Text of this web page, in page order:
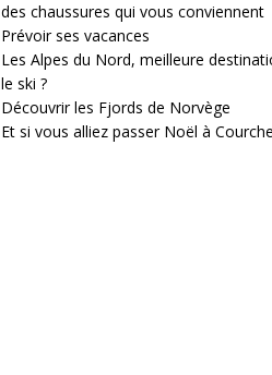
des chaussures qui vous conviennent
Prévoir ses vacances
Les Alpes du Nord, meilleure
le ski ?
Découvrir les Fjords de Norvège
Et si vous alliez passer Noël à